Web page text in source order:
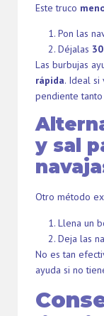
Este truco
Pon las
Déjalas
Las burbujas
rápida. Ideal si
pendiente
y sal
Otro método
Llena un
Deja las
No es tan
ayuda si no